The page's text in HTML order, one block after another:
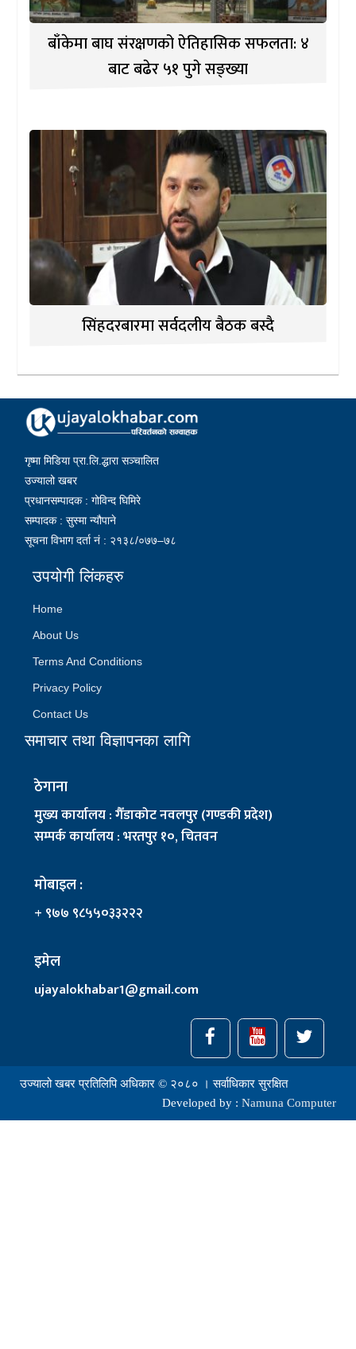
बाँकेमा बाघ संरक्षणको ऐतिहासिक सफलता: ४
बाट बढेर ५१ पुगे सङ्ख्या
सिंहदरबारमा सर्वदलीय बैठक बस्दै
गृष्मा मिडिया प्रा.लि.द्धारा सञ्चालित
उज्यालो खबर
प्रधानसम्पादक : गोविन्द घिमिरे
सम्पादक : सुस्मा न्यौपाने
सूचना विभाग दर्ता नं : २१३८/०७७–७८
उपयोगी लिंकहरु
Home
About Us
Terms And Conditions
Privacy Policy
Contact Us
समाचार तथा विज्ञापनका लागि
ठेगाना
मुख्य कार्यालय : गैँडाकोट नवलपुर (गण्डकी प्रदेश)
सम्पर्क कार्यालय : भरतपुर १०, चितवन
मोबाइल :
+ ९७७ ९८५५०३३२२२
इमेल
ujayalokhabar1@gmail.com
उज्यालो खबर प्रतिलिपि अधिकार © २०८० । सर्वाधिकार सुरक्षित
Developed by : Namuna Computer